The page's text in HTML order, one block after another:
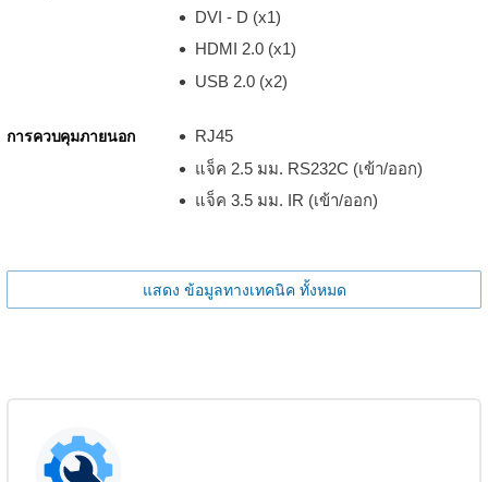
DVI - D (x1)
HDMI 2.0 (x1)
USB 2.0 (x2)
การควบคุมภายนอก
RJ45
แจ็ค 2.5 มม. RS232C (เข้า/ออก)
แจ็ค 3.5 มม. IR (เข้า/ออก)
แสดง ข้อมูลทางเทคนิค ทั้งหมด